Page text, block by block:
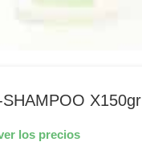
SHAMPOO X150gr
los precios